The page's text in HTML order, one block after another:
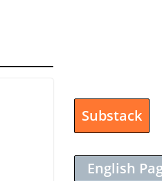
Substack
English